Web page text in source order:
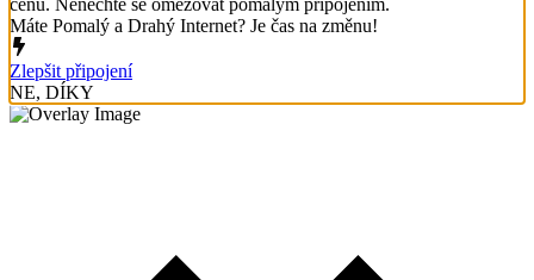
Máte Pomalý a Drahý Internet? Je čas na změnu!
Zlepšit připojení
NE, DÍKY